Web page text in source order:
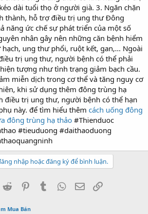
dài tuổi thọ ở người già. 3. Ngăn chặn
thành, hỗ trợ điều trị ung thư Đông
năng ức chế sự phát triển của một số
nhân gây nên những căn bệnh hiểm
ung thư phổi, ruột kết, gan,… Ngoài
trị ung thư, người bệnh có thể phải
tượng như tình trạng giảm bạch cầu.
miễn dịch trong cơ thể và tăng nguy cơ
khi sử dụng thêm đông trùng hạ
điều trị ung thư, người bệnh có thể hạn
này. để tìm hiểu thêm cách uống đông
đông trùng hạ thảo #Thienduoc
#tieuduong #daithaoduong
nhập hoặc đăng ký để bình luận.
Twitter Reddit PinterestTumblr WhatsApp
Email
Mua Bán